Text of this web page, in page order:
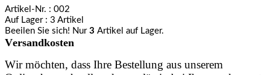
Artikel-Nr. : 002
Auf Lager : 3 Artikel
Beeilen Sie sich! Nur 3 Artikel auf Lager.
Versandkosten
Wir möchten, dass Ihre Bestellung aus unserem